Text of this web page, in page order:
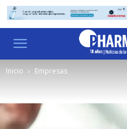
Inicio Empresas